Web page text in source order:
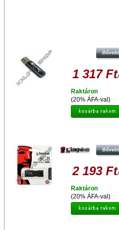
1 317 Ft
(20% ÁFA-val)
Raktáron
2 193 Ft
(20% ÁFA-val)
Raktáron